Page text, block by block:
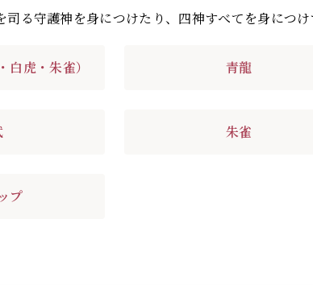
司る守護神を身につけたり、四神すべてを身につけ
白虎・朱雀） 青龍
朱雀
プ